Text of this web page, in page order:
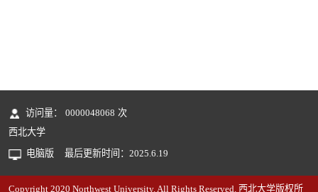
访问量： 0000048068 次
西北大学
电脑版
最后更新时间： 2025.6.19
Copyright 2020 Northwest University. All Rights Reserved. 西北大学版权所